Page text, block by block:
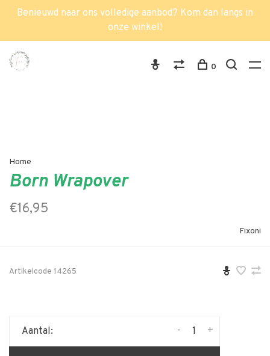
Benieuwd naar ons volledige aanbod? Kom dan langs in
onze winkel!
0
Home
Born Wrapover
€16,95
Fixoni
Artikelcode 14265
Aantal: +
-